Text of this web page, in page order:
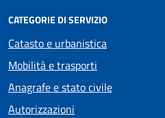
CATEGORIE DI SERVIZIO
Catasto e urbanistica
Mobilità e trasporti
Anagrafe e stato civile
Autorizzazioni